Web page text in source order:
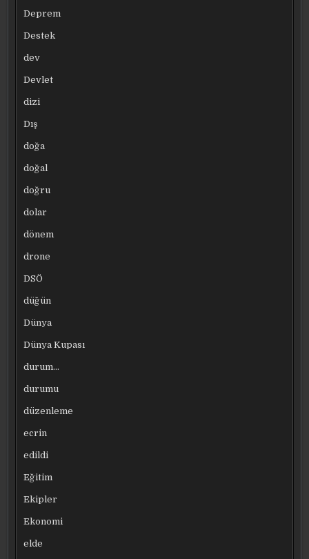
Deprem
Destek
dev
Devlet
dizi
Dış
doğa
doğal
doğru
dolar
dönem
drone
DSÖ
düğün
Dünya
Dünya Kupası
durum…
durumu
düzenleme
ecrin
edildi
Eğitim
Ekipler
Ekonomi
elde